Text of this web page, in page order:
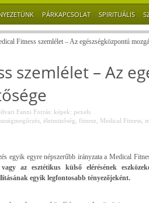
PÁRKAPCSOLAT SPIRITUÁLIS
Fitness szemlélet – Az egészségközpontú
szemlélet – Az
Fanni Forrás: képek: pexels
életminőség fitnesz Medical Fitness
egyik egyre népszerűbb irányzata a Medical
az esztétikus külső elérésének
egyik legfontosabb tényezőjeként.